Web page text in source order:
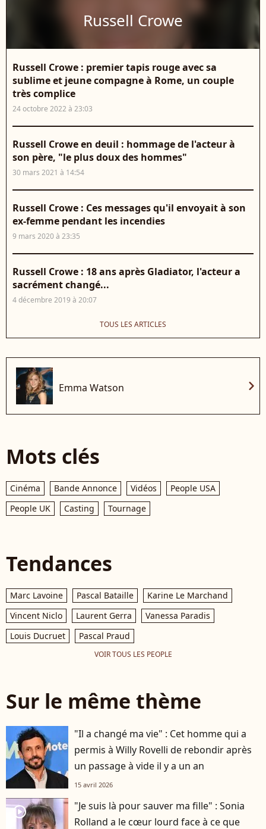
Russell Crowe
Russell Crowe : premier tapis rouge avec sa
sublime et jeune compagne à Rome, un couple
très complice
24 octobre 2022 à 23:03
Russell Crowe en deuil : hommage de l'acteur à
son père, "le plus doux des hommes"
30 mars 2021 à 14:54
Russell Crowe : Ces messages qu'il envoyait à son
ex-femme pendant les incendies
9 mars 2020 à 23:35
Russell Crowe : 18 ans après Gladiator, l'acteur a
sacrément changé...
4 décembre 2019 à 20:07
TOUS LES ARTICLES
Emma Watson chevron_right
Mots clés
Cinéma Bande Annonce Vidéos
People USA
People UK
Casting Tournage
Tendances
Marc Lavoine Pascal Bataille
Karine Le Marchand
Vincent Niclo
Laurent Gerra
Vanessa Paradis
Louis Ducruet
Pascal Praud
VOIR TOUS LES PEOPLE
Sur le même thème
"Il a changé ma vie" : Cet homme qui a
permis à Willy Rovelli de rebondir après
un passage à vide il y a un an
15 avril 2026
player2
"Je suis là pour sauver ma fille" : Sonia
Rolland a le cœur lourd face à ce que